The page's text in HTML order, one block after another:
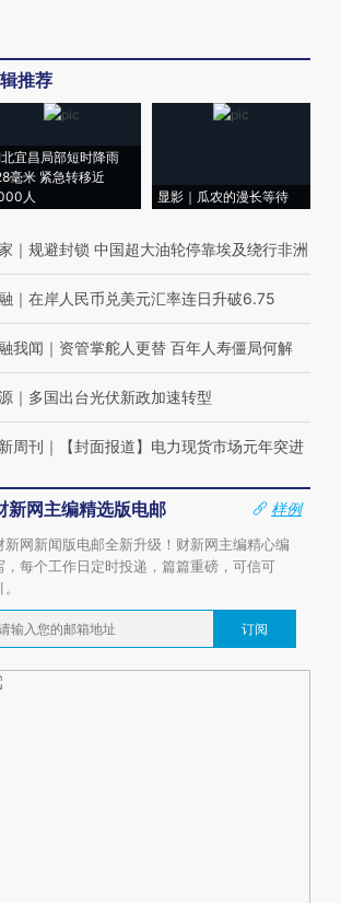
推荐
宜昌局部短时降雨
毫米 紧急转移近
人
显影｜瓜农的漫长等待
｜ 规避封锁 中国超大油轮停靠埃及绕行非洲
｜ 在岸人民币兑美元汇率连日升破6.75
我闻 ｜ 资管掌舵人更替 百年人寿僵局何解
｜ 多国出台光伏新政加速转型
周刊 ｜ 【封面报道】电力现货市场元年突进
新网主编精选版电邮
样例
新网新闻版电邮全新升级！财新网主编精心编
，每个工作日定时投递，篇篇重磅，可信可
订阅